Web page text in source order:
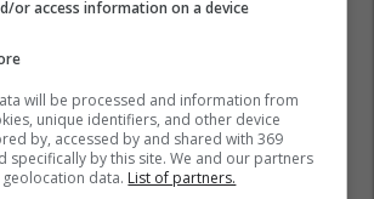
or access information on a device
will be processed and information from
unique identifiers, and other device
by, accessed by and shared with 369
specifically by this site. We and our partners
data. List of partners.